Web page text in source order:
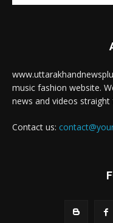
music fashion website.
news and videos
Contact us: